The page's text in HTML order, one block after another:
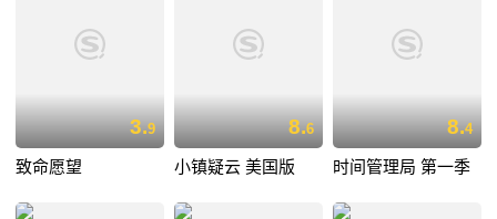
3.9
致命愿望
8.6
小镇疑云 美国版
8.4
时间管理局 第一季